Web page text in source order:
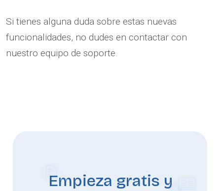
Si tienes alguna duda sobre estas nuevas
funcionalidades, no dudes en contactar con
nuestro equipo de soporte.
Empieza gratis y